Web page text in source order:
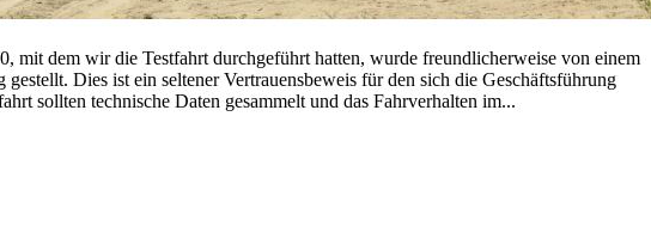
dem wir die Testfahrt durchgeführt hatten, wurde freundlicherweise von einem
Dies ist ein seltener Vertrauensbeweis für den sich die Geschäftsführung
sollten technische Daten gesammelt und das Fahrverhalten im...